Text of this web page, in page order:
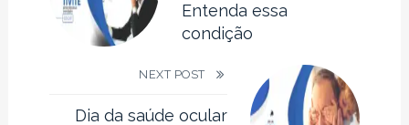
Entenda essa
condição
NEXT POST
Dia da saúde ocular